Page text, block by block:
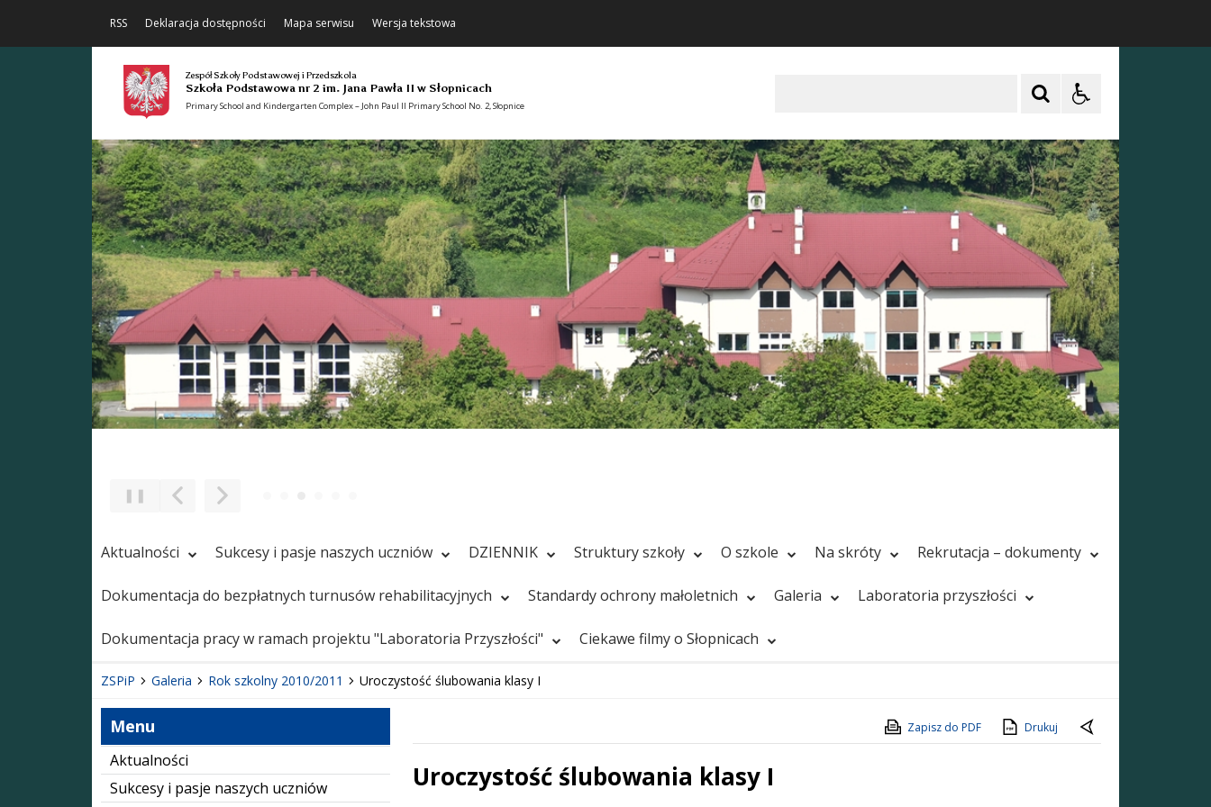
RSS Deklaracja dostępności Mapa serwisu Wersja tekstowa
Zespół Szkoły Podstawowej i Przedszkola
Szkoła Podstawowa nr 2 im. Jana Pawła II w Słopnicach
Primary School and Kindergarten Complex – John Paul II Primary School No. 2, Słopnice
Poprzedni Element
Następny Element
❚❚
Aktualności Sukcesy i pasje naszych uczniów DZIENNIK Struktury szkoły O szkole Na skróty Rekrutacja – dokumenty
Dokumentacja do bezpłatnych turnusów rehabilitacyjnych Standardy ochrony małoletnich Galeria Laboratoria przyszłości
Dokumentacja pracy w ramach projektu "Laboratoria Przyszłości" Ciekawe filmy o Słopnicach
ZSPiP Galeria Rok szkolny 2010/2011 Uroczystość ślubowania klasy I
Menu
Aktualności
Sukcesy i pasje naszych uczniów
Zapisz do PDF Drukuj
Uroczystość ślubowania klasy I